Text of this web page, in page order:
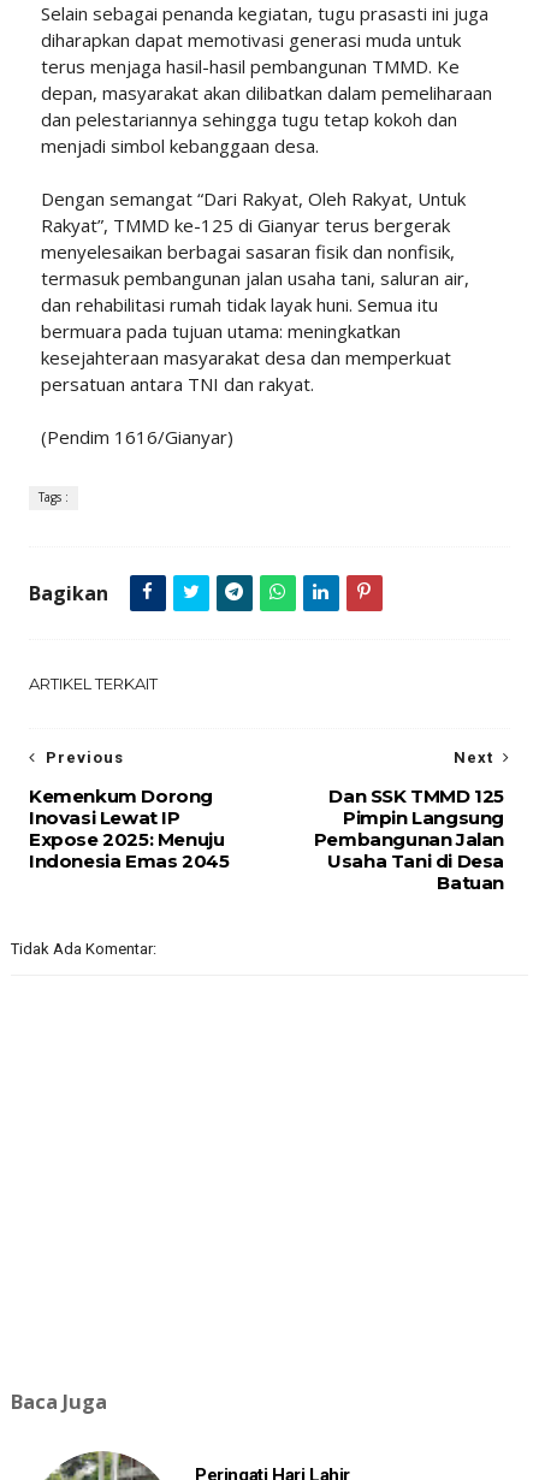
Selain sebagai penanda kegiatan, tugu prasasti ini juga
diharapkan dapat memotivasi generasi muda untuk
terus menjaga hasil-hasil pembangunan TMMD. Ke
depan, masyarakat akan dilibatkan dalam pemeliharaan
dan pelestariannya sehingga tugu tetap kokoh dan
menjadi simbol kebanggaan desa.
Dengan semangat “Dari Rakyat, Oleh Rakyat, Untuk
Rakyat”, TMMD ke-125 di Gianyar terus bergerak
menyelesaikan berbagai sasaran fisik dan nonfisik,
termasuk pembangunan jalan usaha tani, saluran air,
dan rehabilitasi rumah tidak layak huni. Semua itu
bermuara pada tujuan utama: meningkatkan
kesejahteraan masyarakat desa dan memperkuat
persatuan antara TNI dan rakyat.
(Pendim 1616/Gianyar)
Tags :
Bagikan
ARTIKEL TERKAIT
Next
Dan SSK TMMD 125
Pimpin Langsung
Pembangunan Jalan
Usaha Tani di Desa
Batuan
Previous
Kemenkum Dorong
Inovasi Lewat IP
Expose 2025: Menuju
Indonesia Emas 2045
Tidak Ada Komentar:
Baca Juga
Peringati Hari Lahir